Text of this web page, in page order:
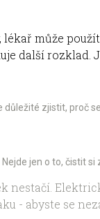
může
další rozklad.
zjistit, proč
jen o to, čistit si
nestačí.
- abyste se